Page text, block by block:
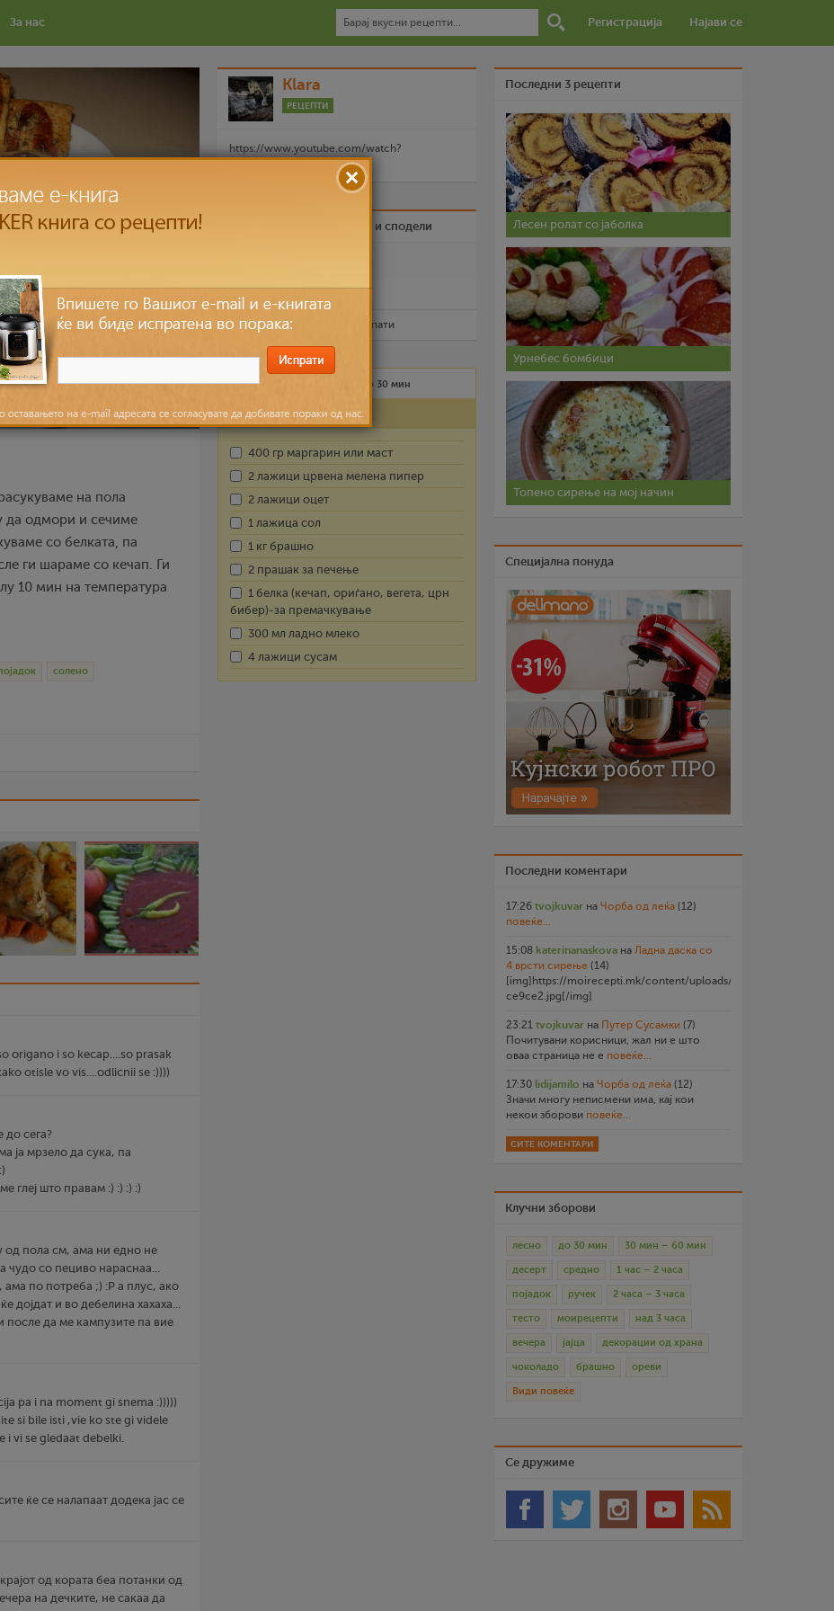
За нас Регистрација Најави се
на пола
да одмори и сечиме
со белката, па
ги шараме со кечап. Ги
10 мин на температура
солено
origano i so kecap....so prasak
otisle vo vis....odlicnii se :))))
до сега?
ја мрзело да сука, па
глеј што правам :) :) :) :)
од пола см, ама ни едно не
чудо со пециво нараснаа...
ама по потреба ;) :P a плус, ако
дојдат и во дебелина хахаха...
после да ме кампузите па вие
pa i na moment gi snema :)))))
si bile isti ,vie ko ste gi videle
i vi se gledaat debelki.
ќе се налапаат додека јас се
од кората беа потанки од
на дечките, не сакаа да
Klara
РЕЦЕПТИ
https://www.youtube.com/watch?
v=ELjXiUP8H3E
Биди вистински пријател и сподели
Испечати го рецептот
Рецептот е прочитан пати
Лесно до 30 мин
Состојки
400 гр маргарин или маст
2 лажици црвена мелена пипер
2 лажици оцет
1 лажица сол
1 кг брашно
2 прашак за печење
1 белка (кечап, ориѓано, вегета, црн
бибер)-за премачкување
300 мл ладно млеко
4 лажици сусам
Последни 3 рецепти
Лесен ролат со јаболка
Урнебес бомбици
Топено сирење на мој начин
Специјална понуда
Последни коментари
17:26 tvojkuvar на Чорба од леќа (12)
повеќе...
15:08 katerinanaskova на Ладна даска со
4 врсти сирење (14)
[img]https://moirecepti.mk/content/uploads/2026/07/
ce9ce2.jpg[/img]
23:21 tvojkuvar на Путер Сусамки (7)
Почитувани корисници, жал ни е што
оваа страница не е повеќе...
17:30 lidijamilo на Чорба од леќа (12)
Значи многу неписмени има, кај кои
некои зборови повеќе...
СИТЕ КОМЕНТАРИ
Клучни зборови
лесно до 30 мин 30 мин – 60 мин
десерт средно 1 час – 2 часа
појадок ручек 2 часа – 3 часа
тесто моирецепти над 3 часа
вечера јајца декорации од храна
чоколадо брашно ореви
Види повеќе
Се дружиме